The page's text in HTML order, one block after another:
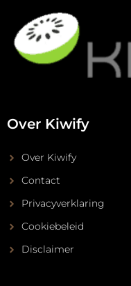
Over Kiwify
Over Kiwify
Contact
Privacyverklaring
Cookiebeleid
Disclaimer